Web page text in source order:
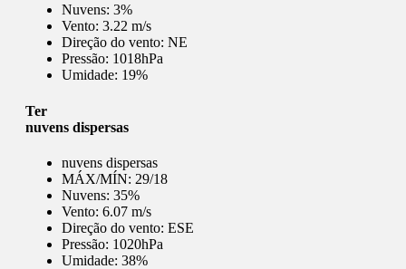
Nuvens: 3%
Vento: 3.22 m/s
Direção do vento: NE
Pressão: 1018hPa
Umidade: 19%
Ter
nuvens dispersas
nuvens dispersas
MÁX/MÍN: 29/18
Nuvens: 35%
Vento: 6.07 m/s
Direção do vento: ESE
Pressão: 1020hPa
Umidade: 38%